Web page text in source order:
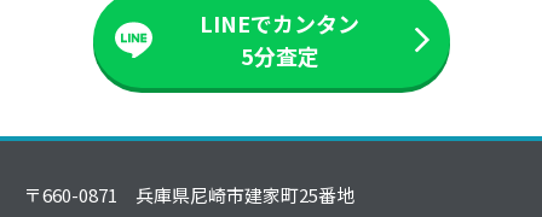
LINEでカンタン
5分査定
〒660-0871 兵庫県尼崎市建家町25番地